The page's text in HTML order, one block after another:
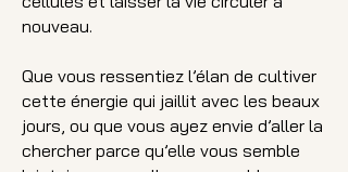
nouveau.
Que vous ressentiez l’élan de cultiver
cette énergie qui jaillit avec les beaux
jours, ou que vous ayez envie d’aller la
chercher parce qu’elle vous semble